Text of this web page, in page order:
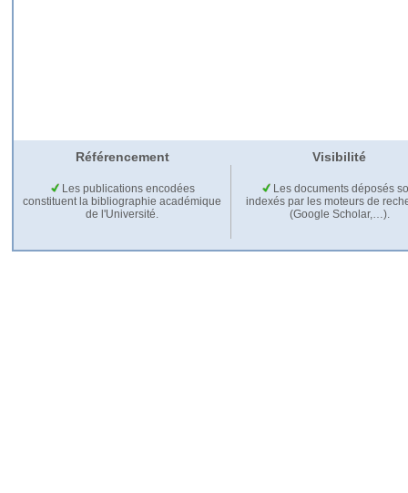
Référencement Visibilité
Les publications encodées
constituent la bibliographie académique
de l'Université.
Les documents déposés
indexés par les moteurs de
(Google Scholar,…).